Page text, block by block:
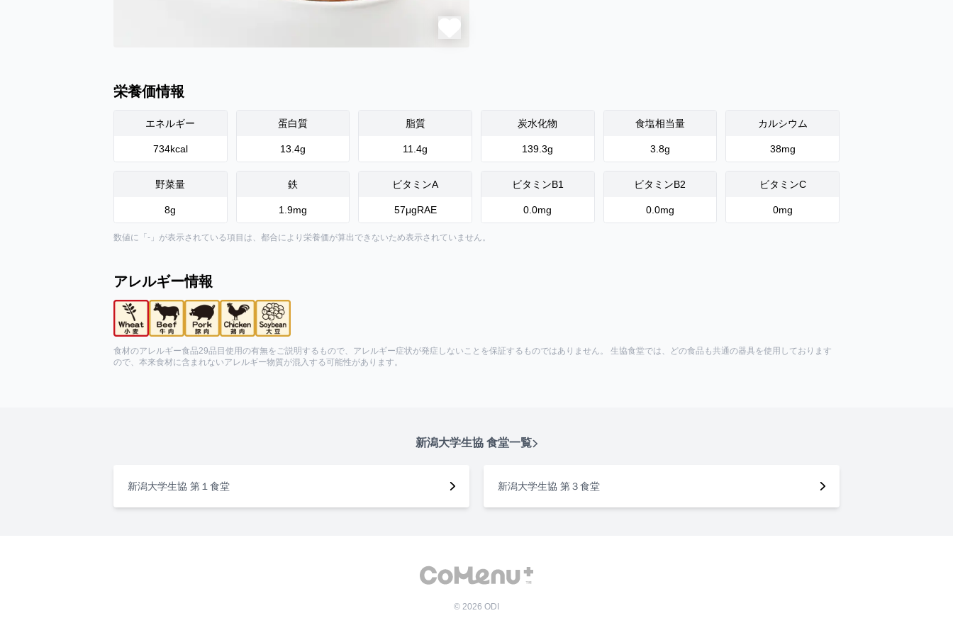
栄養価情報
エネルギー
734kcal
蛋白質
13.4g
脂質
11.4g
炭水化物
139.3g
食塩相当量
3.8g
カルシウム
38mg
野菜量
8g
鉄
1.9mg
ビタミンA
57μgRAE
ビタミンB1
0.0mg
ビタミンB2
0.0mg
ビタミンC
0mg
数値に「-」が表示されている項目は、都合により栄養価が算出できないため表示されていません。
アレルギー情報
食材のアレルギー食品29品目使用の有無をご説明するもので、アレルギー症状が発症しないことを保証するものではありません。 生協食堂では、どの食品も共通の器具を使用しております
ので、本来食材に含まれないアレルギー物質が混入する可能性があります。
新潟大学生協 食堂一覧
新潟大学生協 第１食堂 新潟大学生協 第３食堂
© 2026 ODI